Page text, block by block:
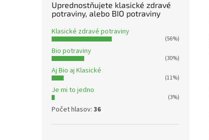
Uprednostňujete klasické zdravé
potraviny, alebo BIO potraviny
Klasické zdravé potraviny
(56%)
Bio potraviny
(30%)
Aj Bio aj Klasické
(11%)
Je mi to jedno
(3%)
Počet hlasov: 36